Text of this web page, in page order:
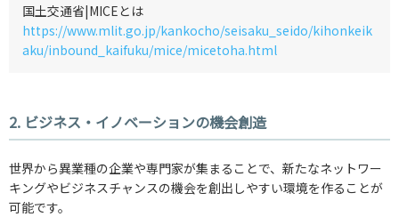
国土交通省|MICEとは
https://www.mlit.go.jp/kankocho/seisaku_seido/kihonkeik
aku/inbound_kaifuku/mice/micetoha.html
2. ビジネス・イノベーションの機会創造
世界から異業種の企業や専門家が集まることで、新たなネットワー
キングやビジネスチャンスの機会を創出しやすい環境を作ることが
可能です。